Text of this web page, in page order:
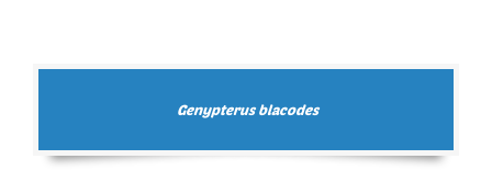
Genypterus blacodes